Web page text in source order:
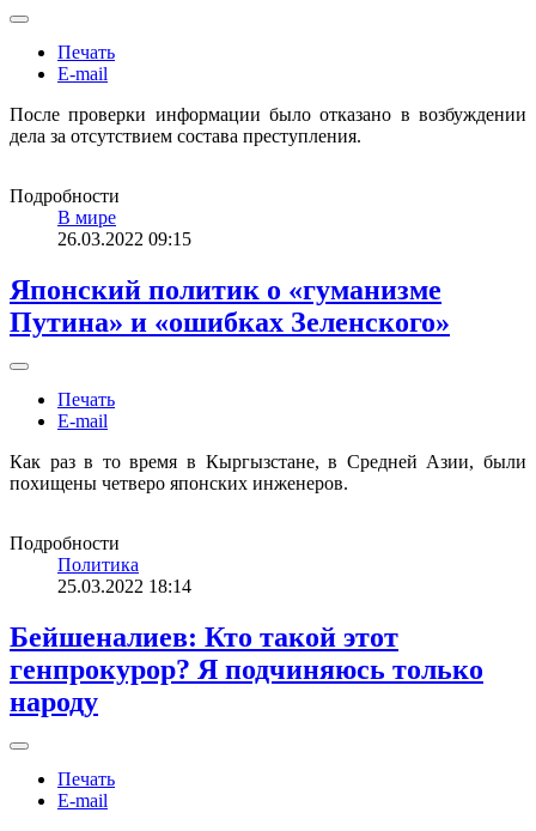
Печать
E-mail
После проверки информации было отказано в возбуждении
дела за отсутствием состава преступления.
Подробности
В мире
26.03.2022 09:15
Японский политик о «гуманизме
Путина» и «ошибках Зеленского»
Печать
E-mail
Как раз в то время в Кыргызстане, в Средней Азии, были
похищены четверо японских инженеров.
Подробности
Политика
25.03.2022 18:14
Бейшеналиев: Кто такой этот
генпрокурор? Я подчиняюсь только
народу
Печать
E-mail